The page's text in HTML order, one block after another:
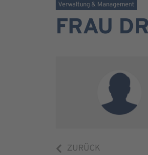
Verwaltung & Management
FRAU
ZURÜCK